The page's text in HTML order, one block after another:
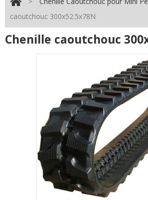
caoutchouc 300x52.5x78N
Chenille caoutchouc